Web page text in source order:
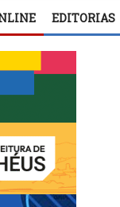
EDITORIAS